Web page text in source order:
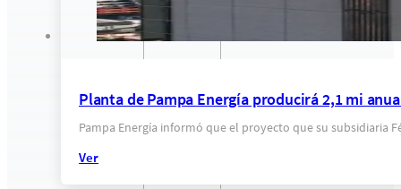
Planta de Pampa Energía producirá 2,1 mi
Pampa Energía informó que el proyecto que su subsidiaria
Ver